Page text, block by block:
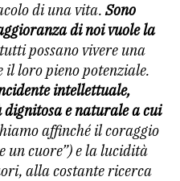
di una vita. Sono
di noi vuole la
possano vivere una
il loro pieno potenziale.
intellettuale,
dignitosa e naturale a cui
affinché il coraggio
un cuore”) e la lucidità
alla costante ricerca